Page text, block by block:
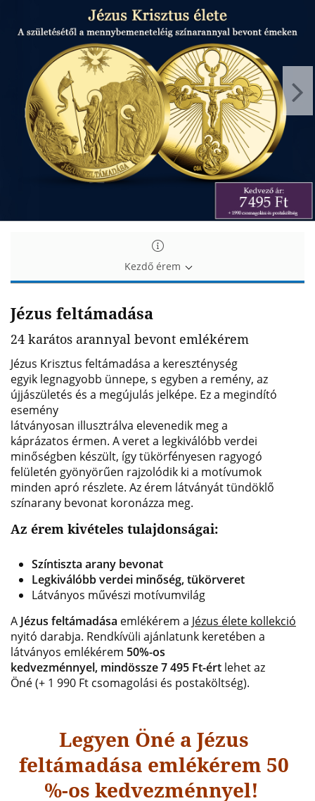
élete
színarannyal
bevont
érmeken
élete
színarannyal
bevont
érmeken
Kezdő érem
Jézus feltámadása
24 karátos arannyal bevont emlékérem
Jézus Krisztus feltámadása a kereszténység
egyik legnagyobb ünnepe, s egyben a remény, az
újjászületés és a megújulás jelképe. Ez a megindító
esemény
látványosan illusztrálva elevenedik meg a
káprázatos érmen. A veret a legkiválóbb verdei
minőségben készült, így tükörfényesen ragyogó
felületén gyönyörűen rajzolódik ki a motívumok
minden apró részlete. Az érem látványát tündöklő
színarany bevonat koronázza meg.
Az érem kivételes tulajdonságai:
Színtiszta arany bevonat
Legkiválóbb verdei minőség, tükörveret
Látványos művészi motívumvilág
A Jézus feltámadása emlékérem a Jézus élete kollekció
nyitó darabja. Rendkívüli ajánlatunk keretében a
látványos emlékérem 50%-os
kedvezménnyel, mindössze 7 495 Ft-ért lehet az
Öné(+ 1 990 Ft csomagolási és postaköltség).
Legyen Öné a Jézus
feltámadása emlékérem 50
%-os kedvezménnyel!